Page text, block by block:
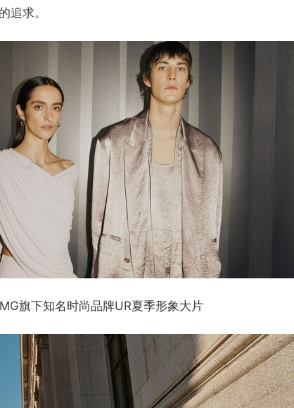
追求。
旗下知名时尚品牌UR夏季形象大片